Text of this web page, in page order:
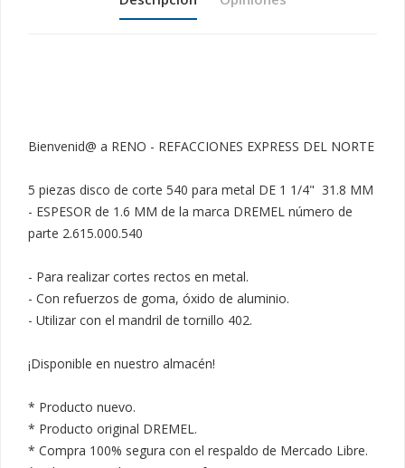
Bienvenid@ a RENO - REFACCIONES EXPRESS DEL NORTE
5 piezas disco de corte 540 para metal DE 1 1/4"  31.8 MM
- ESPESOR de 1.6 MM de la marca DREMEL número de
parte 2.615.000.540
- Para realizar cortes rectos en metal.
- Con refuerzos de goma, óxido de aluminio.
- Utilizar con el mandril de tornillo 402.
¡Disponible en nuestro almacén!
* Producto nuevo.
* Producto original DREMEL.
* Compra 100% segura con el respaldo de Mercado Libre.